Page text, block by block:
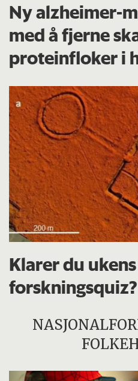
Ny alzheimer-
med å fjerne
proteinfloker i
Klarer du ukens
forskningsquiz?